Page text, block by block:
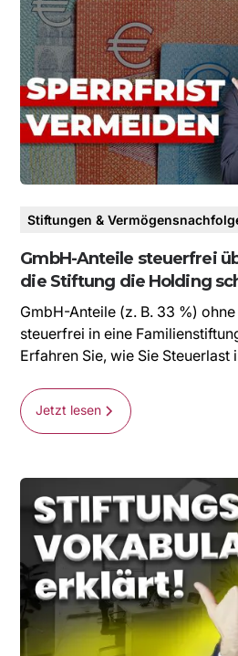
Stiftungen &
GmbH-Anteile steuerfrei
die Stiftung die Holding
GmbH-Anteile (z. B. 33 %)
steuerfrei in eine
Erfahren Sie, wie Sie Steuerlast
Jetzt lesen